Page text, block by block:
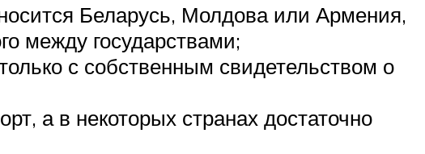
Беларусь, Молдова или Армения,
между государствами;
с собственным свидетельством о
а в некоторых странах достаточно